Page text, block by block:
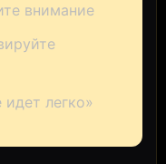
внимание
легко»